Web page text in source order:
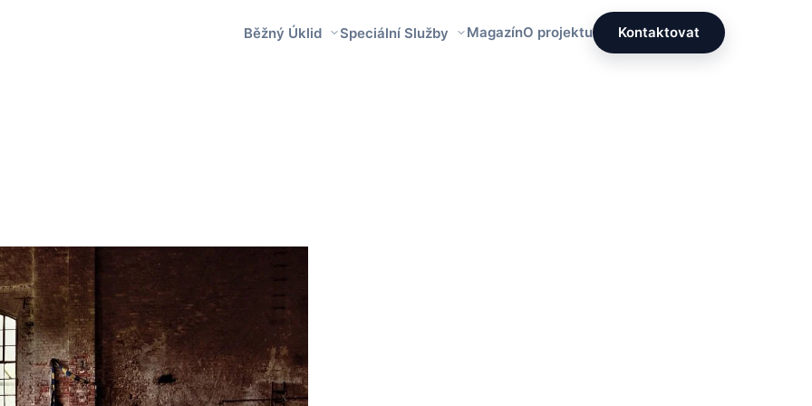
Běžný Úklid Speciální Služby MagazínO projektu Kontaktovat